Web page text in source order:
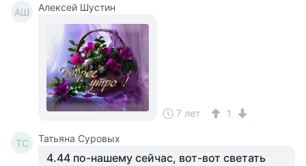
АШ Алексей Шустин
7 лет 1
ТС Татьяна Суровых
4.44 по-нашему сейчас, вот-вот светать